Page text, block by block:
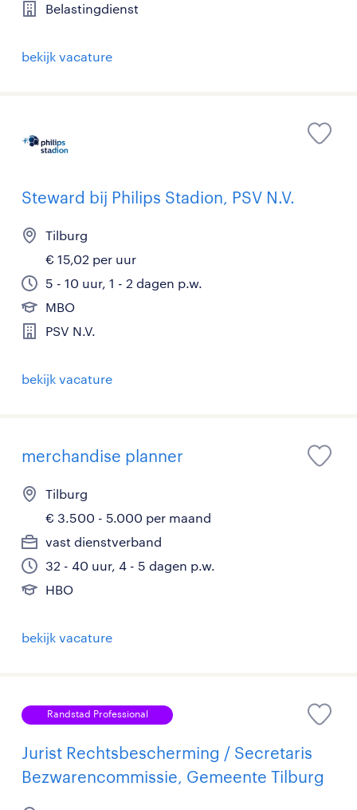
Belastingdienst
bekijk vacature
Steward bij Philips Stadion, PSV N.V.
Tilburg
€ 15,02 per uur
5 - 10 uur, 1 - 2 dagen p.w.
MBO
PSV N.V.
bekijk vacature
merchandise planner
Tilburg
€ 3.500 - 5.000 per maand
vast dienstverband
32 - 40 uur, 4 - 5 dagen p.w.
HBO
bekijk vacature
Randstad Professional
Jurist Rechtsbescherming / Secretaris
Bezwarencommissie, Gemeente Tilburg